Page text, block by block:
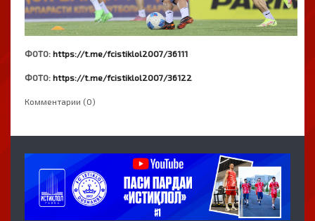
ФОТО: https://t.me/fcistiklol2007/36111
ФОТО: https://t.me/fcistiklol2007/36122
Комментарии (0)